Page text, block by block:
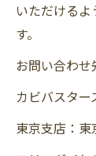
いただける
す。
お問い合わせ
カビバスタ
東京支店：